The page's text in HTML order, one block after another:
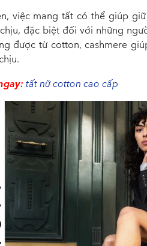
việc mang tất có thể giúp
đặc biệt đối với những
được từ cotton, cashmere
tất nữ cotton cao cấp